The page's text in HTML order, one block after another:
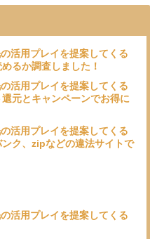
活用プレイを提案してくる
るか調査しました！
活用プレイを提案してくる
元とキャンペーンでお得に
活用プレイを提案してくる
ク、zipなどの違法サイトで
活用プレイを提案してくる